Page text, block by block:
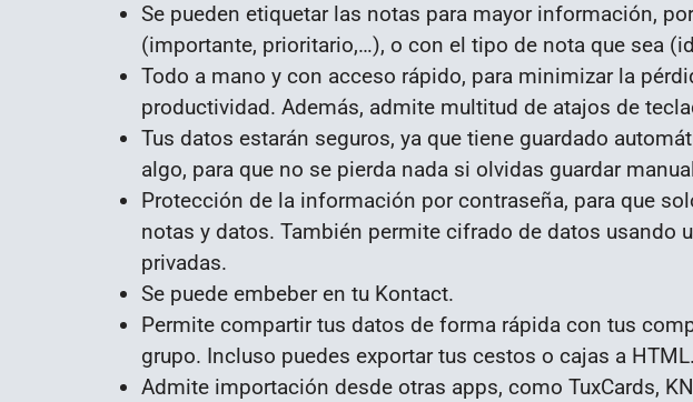
Se pueden etiquetar las notas para mayor información,
(importante, prioritario,…), o con el tipo de nota que sea
Todo a mano y con acceso rápido, para minimizar la
productividad. Además, admite multitud de atajos de
Tus datos estarán seguros, ya que tiene guardado
algo, para que no se pierda nada si olvidas guardar
Protección de la información por contraseña, para que
notas y datos. También permite cifrado de datos usando
privadas.
Se puede embeber en tu Kontact.
Permite compartir tus datos de forma rápida con tus
grupo. Incluso puedes exportar tus cestos o cajas a HTML.
Admite importación desde otras apps, como TuxCards,